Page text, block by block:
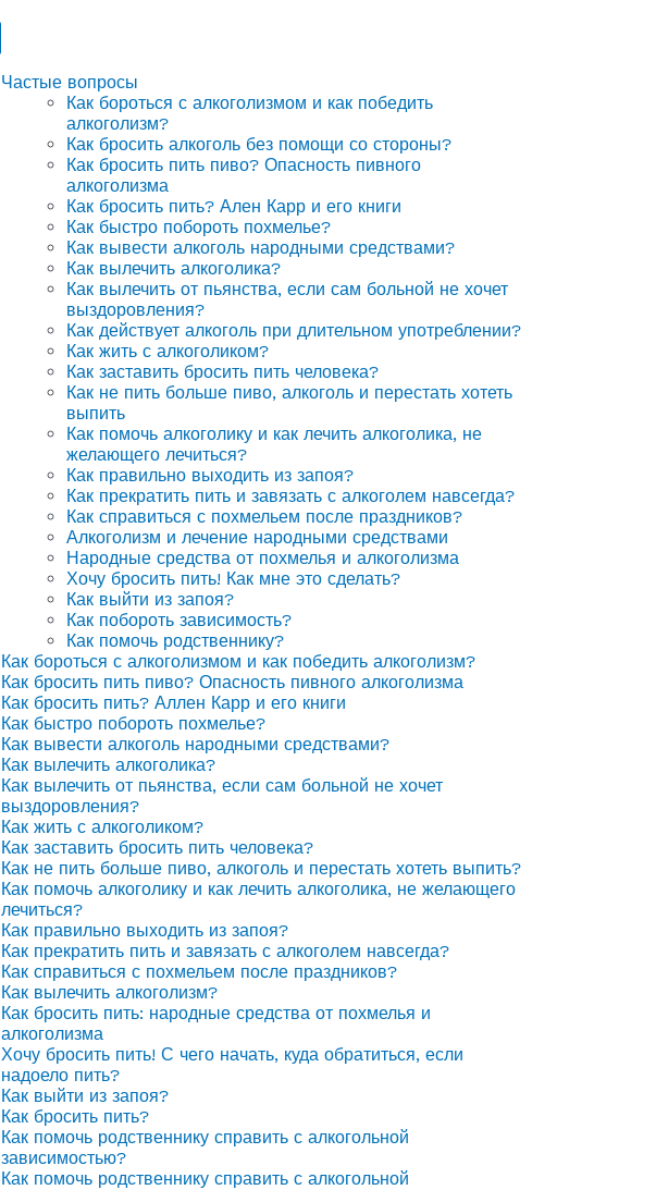
Частые вопросы
Как бороться с алкоголизмом и как победить
алкоголизм?
Как бросить алкоголь без помощи со стороны?
Как бросить пить пиво? Опасность пивного
алкоголизма
Как бросить пить? Ален Карр и его книги
Как быстро побороть похмелье?
Как вывести алкоголь народными средствами?
Как вылечить алкоголика?
Как вылечить от пьянства, если сам больной не хочет
выздоровления?
Как действует алкоголь при длительном употреблении?
Как жить с алкоголиком?
Как заставить бросить пить человека?
Как не пить больше пиво, алкоголь и перестать хотеть
выпить
Как помочь алкоголику и как лечить алкоголика, не
желающего лечиться?
Как правильно выходить из запоя?
Как прекратить пить и завязать с алкоголем навсегда?
Как справиться с похмельем после праздников?
Алкоголизм и лечение народными средствами
Народные средства от похмелья и алкоголизма
Хочу бросить пить! Как мне это сделать?
Как выйти из запоя?
Как побороть зависимость?
Как помочь родственнику?
Как бороться с алкоголизмом и как победить алкоголизм?
Как бросить пить пиво? Опасность пивного алкоголизма
Как бросить пить? Аллен Карр и его книги
Как быстро побороть похмелье?
Как вывести алкоголь народными средствами?
Как вылечить алкоголика?
Как вылечить от пьянства, если сам больной не хочет
выздоровления?
Как жить с алкоголиком?
Как заставить бросить пить человека?
Как не пить больше пиво, алкоголь и перестать хотеть выпить?
Как помочь алкоголику и как лечить алкоголика, не желающего
лечиться?
Как правильно выходить из запоя?
Как прекратить пить и завязать с алкоголем навсегда?
Как справиться с похмельем после праздников?
Как вылечить алкоголизм?
Как бросить пить: народные средства от похмелья и
алкоголизма
Хочу бросить пить! С чего начать, куда обратиться, если
надоело пить?
Как выйти из запоя?
Как бросить пить?
Как помочь родственнику справить с алкогольной
зависимостью?
Как помочь родственнику справить с алкогольной